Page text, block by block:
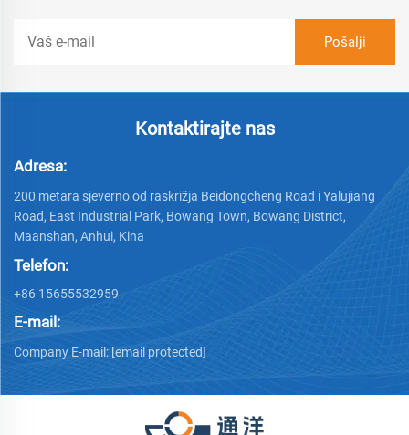
Kontaktirajte nas
Adresa:
200 metara sjeverno od raskrižja Beidongcheng Road i Yalujiang
Road, East Industrial Park, Bowang Town, Bowang District,
Maanshan, Anhui, Kina
Telefon:
+86 15655532959
E-mail:
Company E-mail: [email protected]